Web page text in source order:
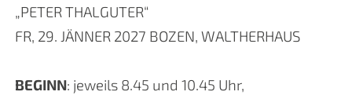
„PETER THALGUTER“
FR, 29. JÄNNER 2027 BOZEN, WALTHERHAUS
BEGINN: jeweils 8.45 und 10.45 Uhr,